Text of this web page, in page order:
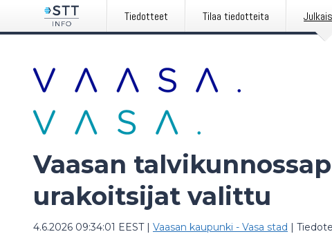
Tiedotteet Tilaa tiedotteita
Vaasan
urakoitsijat valittu
4.6.2026 09:34:01 EEST| Vaasan kaupunki - Vasa stad | Tiedote